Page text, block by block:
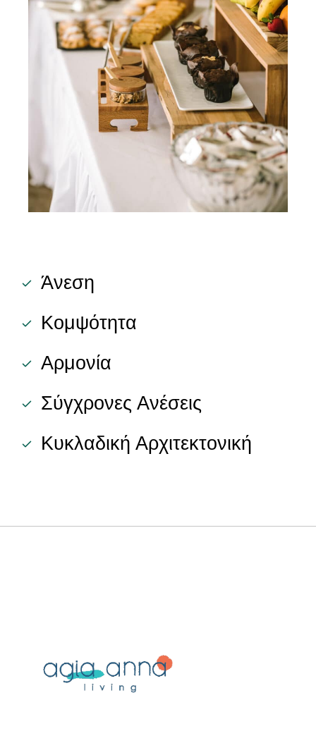
Άνεση
Κομψότητα
Αρμονία
Σύγχρονες Ανέσεις
Κυκλαδική Αρχιτεκτονική